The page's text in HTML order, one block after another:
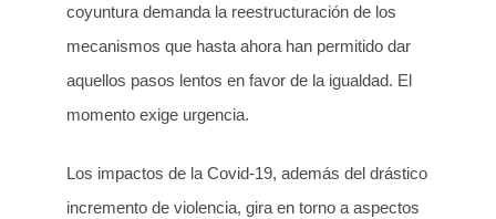
coyuntura demanda la reestructuración de los
mecanismos que hasta ahora han permitido dar
aquellos pasos lentos en favor de la igualdad. El
momento exige urgencia.
Los impactos de la Covid-19, además del drástico
incremento de violencia, gira en torno a aspectos